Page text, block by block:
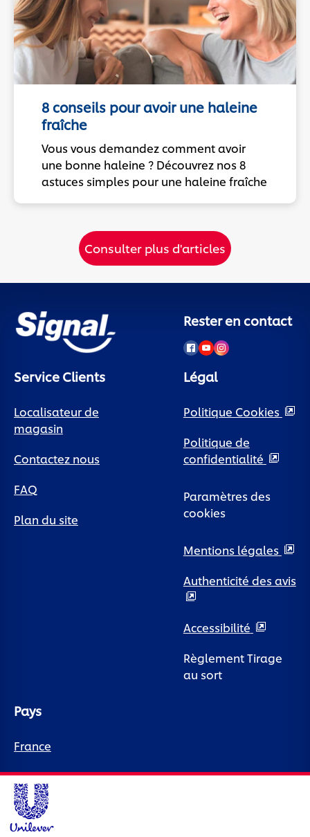
8 conseils pour avoir une haleine
fraîche
Vous vous demandez comment avoir
une bonne haleine ? Découvrez nos 8
astuces simples pour une haleine fraîche
Consulter plus d'articles
Rester en contact
Service Clients
Localisateur de
magasin
Contactez nous
FAQ
Plan du site
Légal
Politique Cookies
Politique de
confidentialité
Paramètres des
cookies
Mentions légales
Authenticité des avis
Accessibilité
Règlement Tirage
au sort
Pays
France